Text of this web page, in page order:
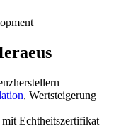
, Wertsteigerung
Echtheitszertifikat